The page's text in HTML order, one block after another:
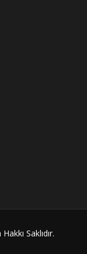
Saklıdır.